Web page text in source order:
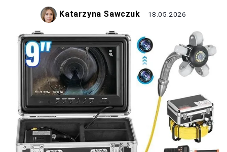
Katarzyna Sawczuk 18.05.2026